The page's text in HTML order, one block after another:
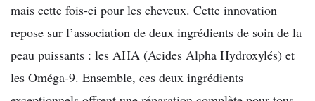
mais cette fois-ci pour les cheveux. Cette innovation
repose sur l’association de deux ingrédients de soin de la
peau puissants : les AHA (Acides Alpha Hydroxylés) et
les Oméga-9. Ensemble, ces deux ingrédients